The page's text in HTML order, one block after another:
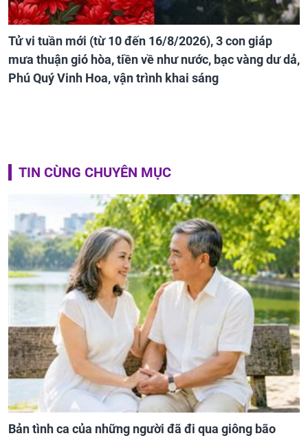
Tử vi tuần mới (từ 10 đến 16/8/2026), 3 con giáp
mưa thuận gió hòa, tiền về như nước, bạc vàng dư dả,
Phú Quý Vinh Hoa, vận trình khai sáng
TIN CÙNG CHUYÊN MỤC
Bản tình ca của những người đã đi qua giông bão